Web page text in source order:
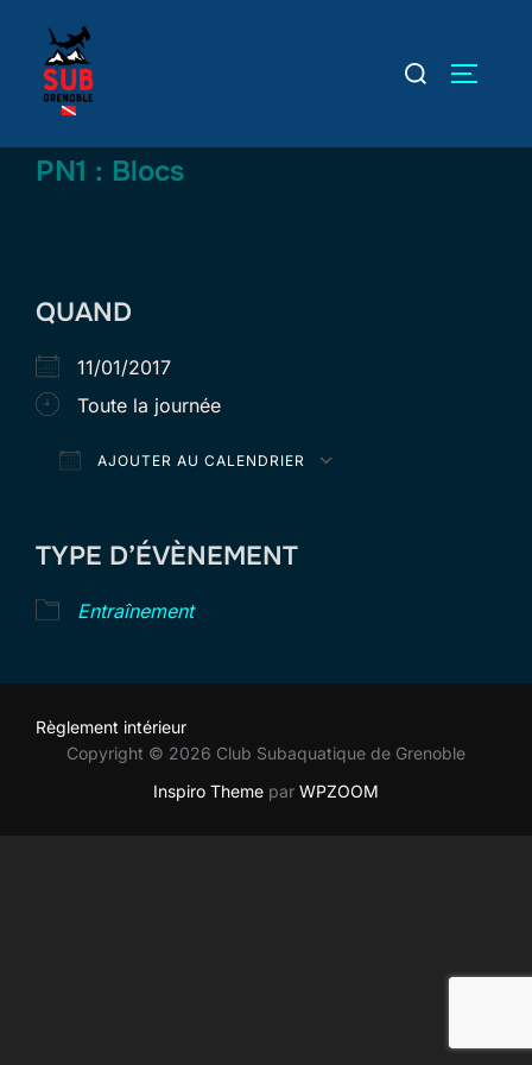
contenu
Rechercher :
PN1 : Blocs
QUAND
11/01/2017
Toute la journée
AJOUTER AU CALENDRIER
TYPE D’ÉVÈNEMENT
Entraînement
Règlement intérieur
Copyright © 2026 Club Subaquatique de Grenoble
Inspiro Theme par WPZOOM